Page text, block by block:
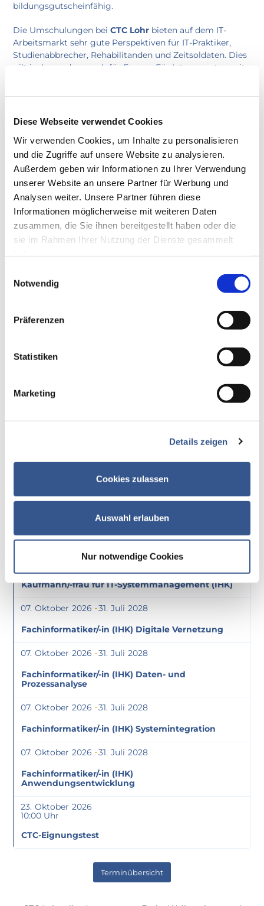
Diese Webseite verwendet Cookies
Wir verwenden Cookies, um Inhalte zu personalisieren
und die Zugriffe auf unsere Website zu analysieren.
Außerdem geben wir Informationen zu Ihrer Verwendung
unserer Website an unsere Partner für Werbung und
Analysen weiter. Unsere Partner führen diese
Informationen möglicherweise mit weiteren Daten
zusammen, die Sie ihnen bereitgestellt haben oder die
sie im Rahmen Ihrer Nutzung der Dienste gesammelt
Notwendig
Präferenzen
Statistiken
Marketing
Details zeigen
Cookies zulassen
Auswahl erlauben
Nur notwendige Cookies
bildungsgutscheinfähig.
Die Umschulungen beiCTC Lohr bieten auf dem IT-
Arbeitsmarkt sehr gute Perspektiven für IT-Praktiker,
Studienabbrecher, Rehabilitanden und Zeitsoldaten. Dies
gilt insbesondere auch für Frauen. Für Interessenten mit
Teilen Sie dies
Twitter
Die nächsten Termine
August
September
CTC-Eignungstest
10:00
10:00
CTC-Eignungstest
(IHK)
2026 2028
31 Juli
Kaufmann/-frau für IT-Systemmanagement (IHK)
2026
07 Oktober 2028
31 Juli
Fachinformatiker/-in (IHK) Digitale Vernetzung
2026
07 Oktober 2028
31 Juli
Fachinformatiker/-in (IHK) Daten- und
Prozessanalyse
2026
07 Oktober 2028
31 Juli
Fachinformatiker/-in (IHK) Systemintegration
2026
07 Oktober 2028
31 Juli
Fachinformatiker/-in (IHK)
Anwendungsentwicklung
2026
23 Oktober
10:00
CTC-Eignungstest
Terminübersicht